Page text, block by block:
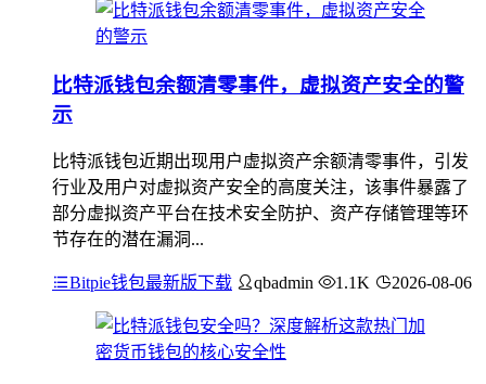
比特派钱包余额清零事件，虚拟资产安全的警
示
比特派钱包近期出现用户虚拟资产余额清零事件，引发
行业及用户对虚拟资产安全的高度关注，该事件暴露了
部分虚拟资产平台在技术安全防护、资产存储管理等环
节存在的潜在漏洞...
Bitpie钱包最新版下载 qbadmin 1.1K 2026-08-06